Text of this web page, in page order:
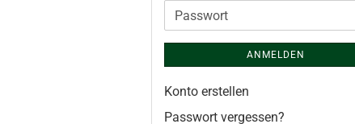
Adresse
Passwort
ANMELDEN
Konto erstellen
Passwort vergessen?